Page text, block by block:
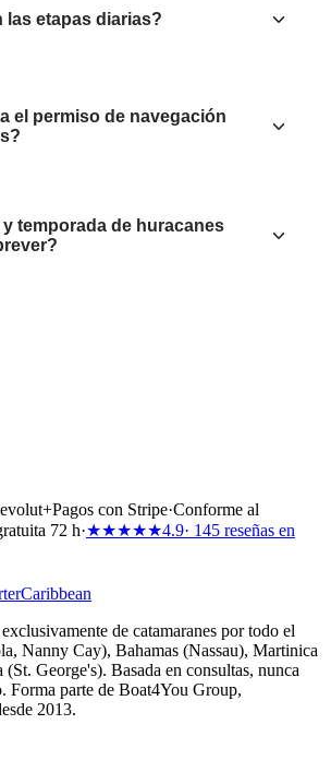
las etapas diarias?
el permiso de navegación
temporada de huracanes
+Pagos con Stripe·Conforme al
72 h·★★★★★4.9· 145 reseñas en
Caribbean
de catamaranes por todo el
Nanny Cay), Bahamas (Nassau), Martinica
George's). Basada en consultas, nunca
Forma parte de Boat4You Group,
2013.